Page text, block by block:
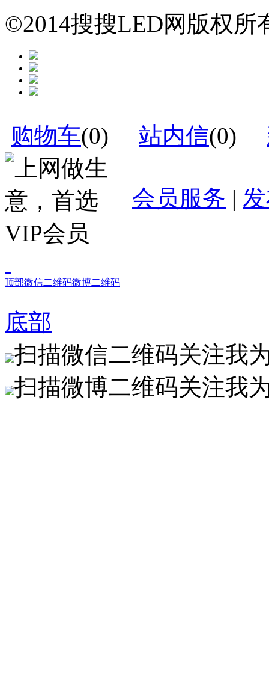
©2014搜搜LED网版权
购物车(0) 站内信(0)
会员服务 |
顶部微信二维码微博二维码
底部
扫描微信二维码关注我
扫描微博二维码关注我